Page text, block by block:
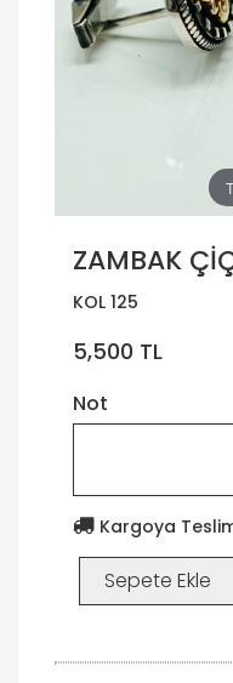
ZAMBAK
KOL 125
5,500 TL
Not
Kargoya